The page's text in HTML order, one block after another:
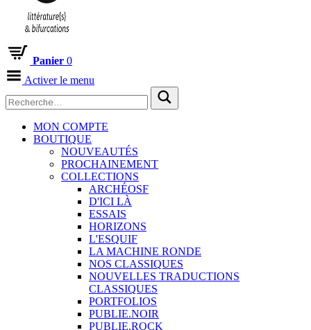
Panier 0
Activer le menu
MON COMPTE
BOUTIQUE
NOUVEAUTÉS
PROCHAINEMENT
COLLECTIONS
ARCHÉOSF
D'ICI LÀ
ESSAIS
HORIZONS
L'ESQUIF
LA MACHINE RONDE
NOS CLASSIQUES
NOUVELLES TRADUCTIONS
CLASSIQUES
PORTFOLIOS
PUBLIE.NOIR
PUBLIE.ROCK